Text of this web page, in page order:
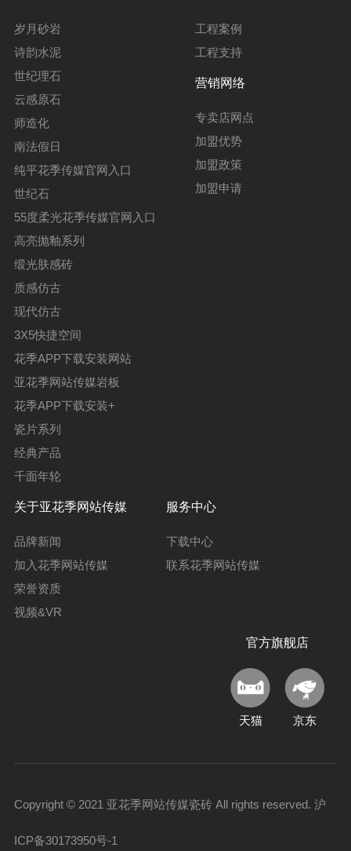
岁月砂岩
诗韵水泥
世纪理石
云感原石
师造化
南法假日
纯平花季传媒官网入口
世纪石
55度柔光花季传媒官网入口
高亮抛釉系列
缎光肤感砖
质感仿古
现代仿古
3X5快捷空间
花季APP下载安装网站
亚花季网站传媒岩板
花季APP下载安装+
瓷片系列
经典产品
千面年轮
工程案例
工程支持
营销网络
专卖店网点
加盟优势
加盟政策
加盟申请
关于亚花季网站传媒
品牌新闻
加入花季网站传媒
荣誉资质
视频&VR
服务中心
下载中心
联系花季网站传媒
官方旗舰店
天猫 京东
Copyright © 2021 亚花季网站传媒瓷砖 All rights reserved. 沪
ICP备30173950号-1